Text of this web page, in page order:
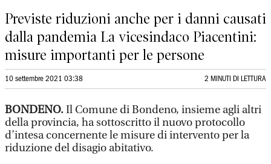
Previste riduzioni anche per i danni causati
dalla pandemia La vicesindaco Piacentini:
misure importanti per le persone
10 settembre 2021 03:38 2 MINUTI DI LETTURA
BONDENO.Il Comune di Bondeno, insieme agli altri
della provincia, ha sottoscritto il nuovo protocollo
d’intesa concernente le misure di intervento per la
riduzione del disagio abitativo.